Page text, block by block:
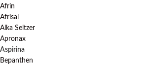
Afrin
Afrisal
Alka Seltzer
Apronax
Aspirina
Bepanthen